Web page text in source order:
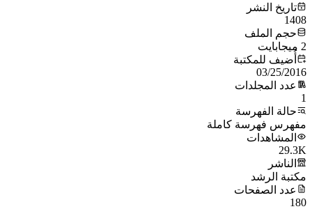
تاريخ النشر
1408
حجم الملف
2 ميجابايت
أُضيف للمكتبة
03/25/2016
عدد المجلدات
1
حالة الفهرسة
مفهرس فهرسة كاملة
المشاهدات
29.3K
الناشر
مكتبة الرشد
عدد الصفحات
180